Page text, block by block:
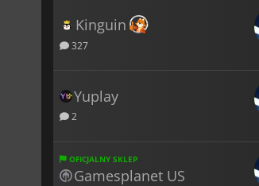
Kinguin
327
Yuplay
2
OFICJALNY SKLEP
Gamesplanet US